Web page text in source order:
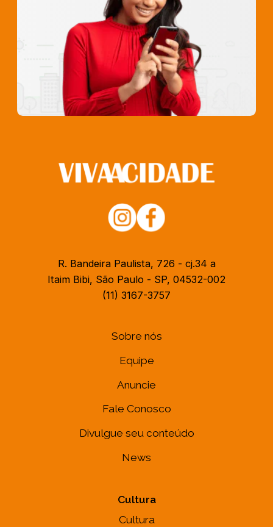
R. Bandeira Paulista, 726 - cj.34 a
Itaim Bibi, São Paulo - SP, 04532-002
(11) 3167-3757
Sobre nós
Equipe
Anuncie
Fale Conosco
Divulgue seu conteúdo
News
Cultura
Cultura